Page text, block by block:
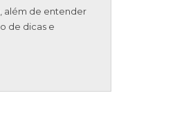
além de entender
de dicas e